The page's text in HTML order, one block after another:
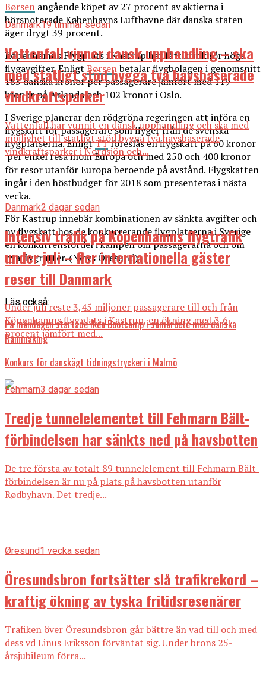
Børsen angående köpet av 27 procent av aktierna i
börsnoterade Københavns Lufthavne där danska staten
äger drygt 39 procent.
Köpenhamns Flygplats i Kastrup har fått kritik för höga
flygavgifter. Enligt Børsenbetalar flygbolagen i genomsnitt
183 danska kronor per passagerare jämfört med 119
kronor på Arlanda och 102 kronor i Oslo.
I Sverige planerar den rödgröna regeringen att införa en
flygskatt för passagerare som flyger från de svenska
flygplatserna. EnligtTTföreslås en flygskatt på 60 kronor
per enkel resa inom Europa och med 250 och 400 kronor
för resor utanför Europa beroende på avstånd. Flygskatten
ingår i den höstbudget för 2018 som presenteras i nästa
vecka.
För Kastrup innebär kombinationen av sänkta avgifter och
ny flygskatt hos de konkurrerande flygplatserna i Sverige
en konkurrensfördel i kampen om passagerarna och om
nya flygrutter. (News Öresund)
Läs också:
På måndagen startade Ikea Bootcamp i samarbete med danska
Rainmaking
Konkurs för danskägt tidningstryckeri i Malmö
Danmark19 timmar sedan
Vattenfall vinner dansk upphandling – ska
med statligt stöd bygga två havsbaserade
vindkraftsparker
Vattenfall har vunnit en dansk upphandling och ska med
möjlighet till statligt stöd bygga två havsbaserade
vindkraftsparker i Nordsjön och...
Danmark2 dagar sedan
Intensiv trafik på Köpenhamns flygtrafik
under juli – fler internationella gäster
reser till Danmark
Under juli reste 3,45 miljoner passagerare till och från
Köpenhamns flygplats i Kastrup, en ökning med 3,6
procent jämfört med...
Fehmarn3 dagar sedan
Tredje tunnelelementet till Fehmarn Bält-
förbindelsen har sänkts ned på havsbotten
De tre första av totalt 89 tunnelelement till Fehmarn Bält-
förbindelsen är nu på plats på havsbotten utanför
Rødbyhavn. Det tredje...
Øresund1 vecka sedan
Öresundsbron fortsätter slå trafikrekord –
kraftig ökning av tyska fritidsresenärer
Trafiken över Öresundsbron går bättre än vad till och med
dess vd Linus Eriksson förväntat sig. Under brons 25-
årsjubileum förra...